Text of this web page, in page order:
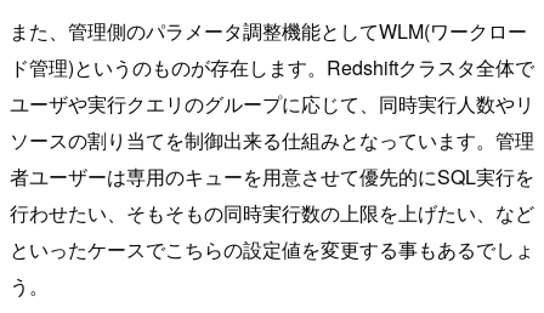
また、管理側のパラメータ調整機能としてWLM(ワークロー
ド管理)というのものが存在します。Redshiftクラスタ全体で
ユーザや実行クエリのグループに応じて、同時実行人数やリ
ソースの割り当てを制御出来る仕組みとなっています。管理
者ユーザーは専用のキューを用意させて優先的にSQL実行を
行わせたい、そもそもの同時実行数の上限を上げたい、など
といったケースでこちらの設定値を変更する事もあるでしょ
う。